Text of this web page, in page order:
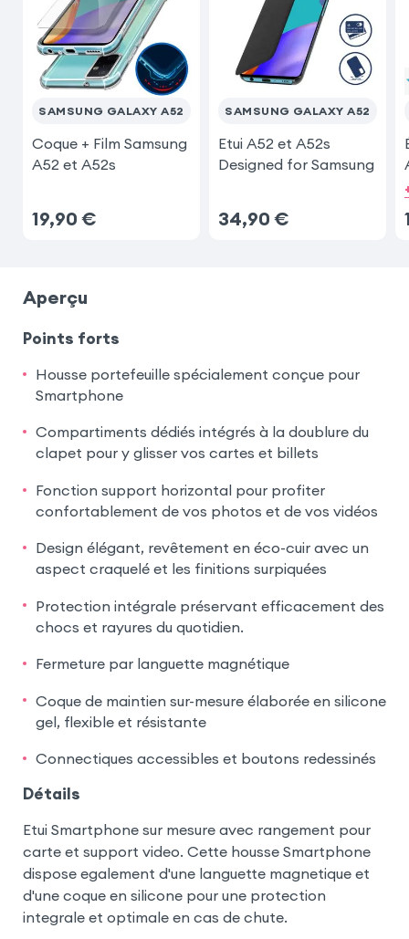
Samsung Galaxy A17
SAMSUNG GALAXY A52
Coque + Film Samsung
A52 et A52s
19,90 €
SAMSUNG GALAXY A52
Etui A52 et A52s
Designed for Samsung
34,90 €
Aperçu
Points forts
Housse portefeuille spécialement conçue pour
Smartphone
Compartiments dédiés intégrés à la doublure du
clapet pour y glisser vos cartes et billets
Fonction support horizontal pour profiter
confortablement de vos photos et de vos vidéos
Design élégant, revêtement en éco-cuir avec un
aspect craquelé et les finitions surpiquées
Protection intégrale préservant efficacement des
chocs et rayures du quotidien.
Fermeture par languette magnétique
Coque de maintien sur-mesure élaborée en silicone
gel, flexible et résistante
Connectiques accessibles et boutons redessinés
Détails
Etui Smartphone sur mesure avec rangement pour
carte et support video. Cette housse Smartphone
dispose egalement d'une languette magnetique et
d'une coque en silicone pour une protection
integrale et optimale en cas de chute.